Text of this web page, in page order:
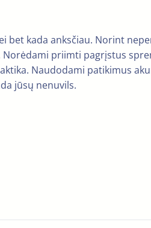
bet kada anksčiau. Norint
priimti pagrįstus
Naudodami patikimus
jūsų nenuvils.